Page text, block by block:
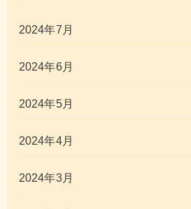
2024年7月
2024年6月
2024年5月
2024年4月
2024年3月